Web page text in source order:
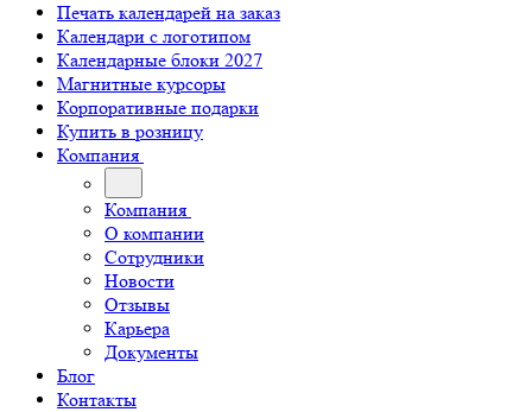
Печать календарей на заказ
Календари с логотипом
Календарные блоки 2027
Магнитные курсоры
Корпоративные подарки
Купить в розницу
Компания
Компания
О компании
Сотрудники
Новости
Отзывы
Карьера
Документы
Блог
Контакты